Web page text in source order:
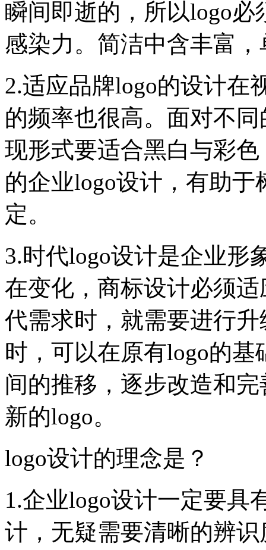
瞬间即逝的，所以logo
感染力。简洁中含丰富
2.适应品牌logo的设计在
的频率也很高。面对不
现形式要适合黑白与彩
的企业logo设计，有助
定。
3.时代logo设计是企业形
在变化，商标设计必须
代需求时，就需要进行
时，可以在原有logo的
间的推移，逐步改造和
新的logo。
logo设计的理念是？
1.企业logo设计一定要具
计，无疑需要清晰的辨